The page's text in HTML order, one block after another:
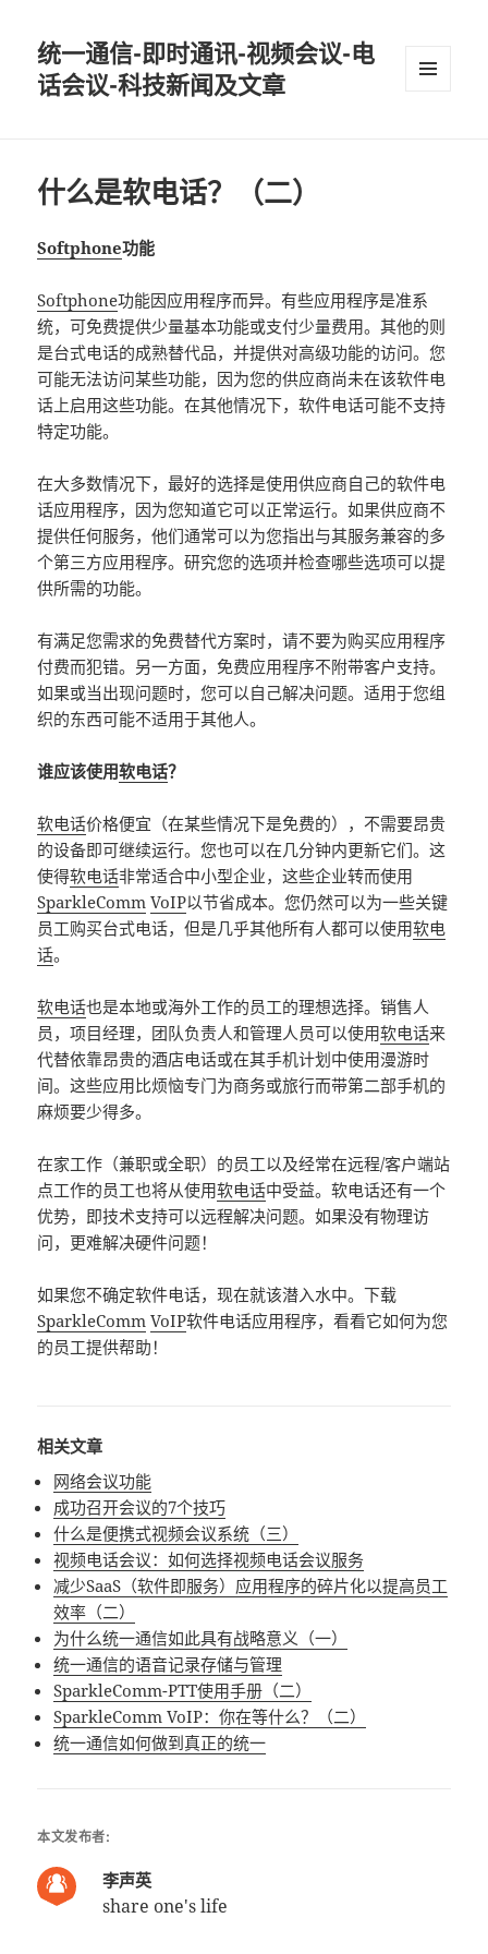
统一通信-即时通讯-视频会议-电
话会议-科技新闻及文章
什么是软电话？（二）
Softphone功能
Softphone功能因应用程序而异。有些应用程序是准系
统，可免费提供少量基本功能或支付少量费用。其他的则
是台式电话的成熟替代品，并提供对高级功能的访问。您
可能无法访问某些功能，因为您的供应商尚未在该软件电
话上启用这些功能。在其他情况下，软件电话可能不支持
特定功能。
在大多数情况下，最好的选择是使用供应商自己的软件电
话应用程序，因为您知道它可以正常运行。如果供应商不
提供任何服务，他们通常可以为您指出与其服务兼容的多
个第三方应用程序。研究您的选项并检查哪些选项可以提
供所需的功能。
有满足您需求的免费替代方案时，请不要为购买应用程序
付费而犯错。另一方面，免费应用程序不附带客户支持。
如果或当出现问题时，您可以自己解决问题。适用于您组
织的东西可能不适用于其他人。
谁应该使用软电话？
软电话价格便宜（在某些情况下是免费的），不需要昂贵
的设备即可继续运行。您也可以在几分钟内更新它们。这
使得软电话非常适合中小型企业，这些企业转而使用
SparkleComm VoIP以节省成本。您仍然可以为一些关键
员工购买台式电话，但是几乎其他所有人都可以使用软电
话。
软电话也是本地或海外工作的员工的理想选择。销售人
员，项目经理，团队负责人和管理人员可以使用软电话来
代替依靠昂贵的酒店电话或在其手机计划中使用漫游时
间。这些应用比烦恼专门为商务或旅行而带第二部手机的
麻烦要少得多。
在家工作（兼职或全职）的员工以及经常在远程/客户端站
点工作的员工也将从使用软电话中受益。软电话还有一个
优势，即技术支持可以远程解决问题。如果没有物理访
问，更难解决硬件问题！
如果您不确定软件电话，现在就该潜入水中。下载
SparkleComm VoIP软件电话应用程序，看看它如何为您
的员工提供帮助！
相关文章
网络会议功能
成功召开会议的7个技巧
什么是便携式视频会议系统（三）
视频电话会议：如何选择视频电话会议服务
减少SaaS（软件即服务）应用程序的碎片化以提高员工
效率（二）
为什么统一通信如此具有战略意义（一）
统一通信的语音记录存储与管理
SparkleComm-PTT使用手册（二）
SparkleComm VoIP：你在等什么？（二）
统一通信如何做到真正的统一
本文发布者:
李声英
share one's life